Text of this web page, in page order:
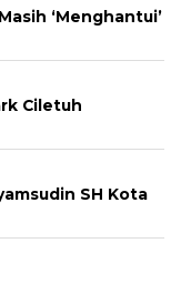
‘Menghantui’
Ciletuh
SH Kota